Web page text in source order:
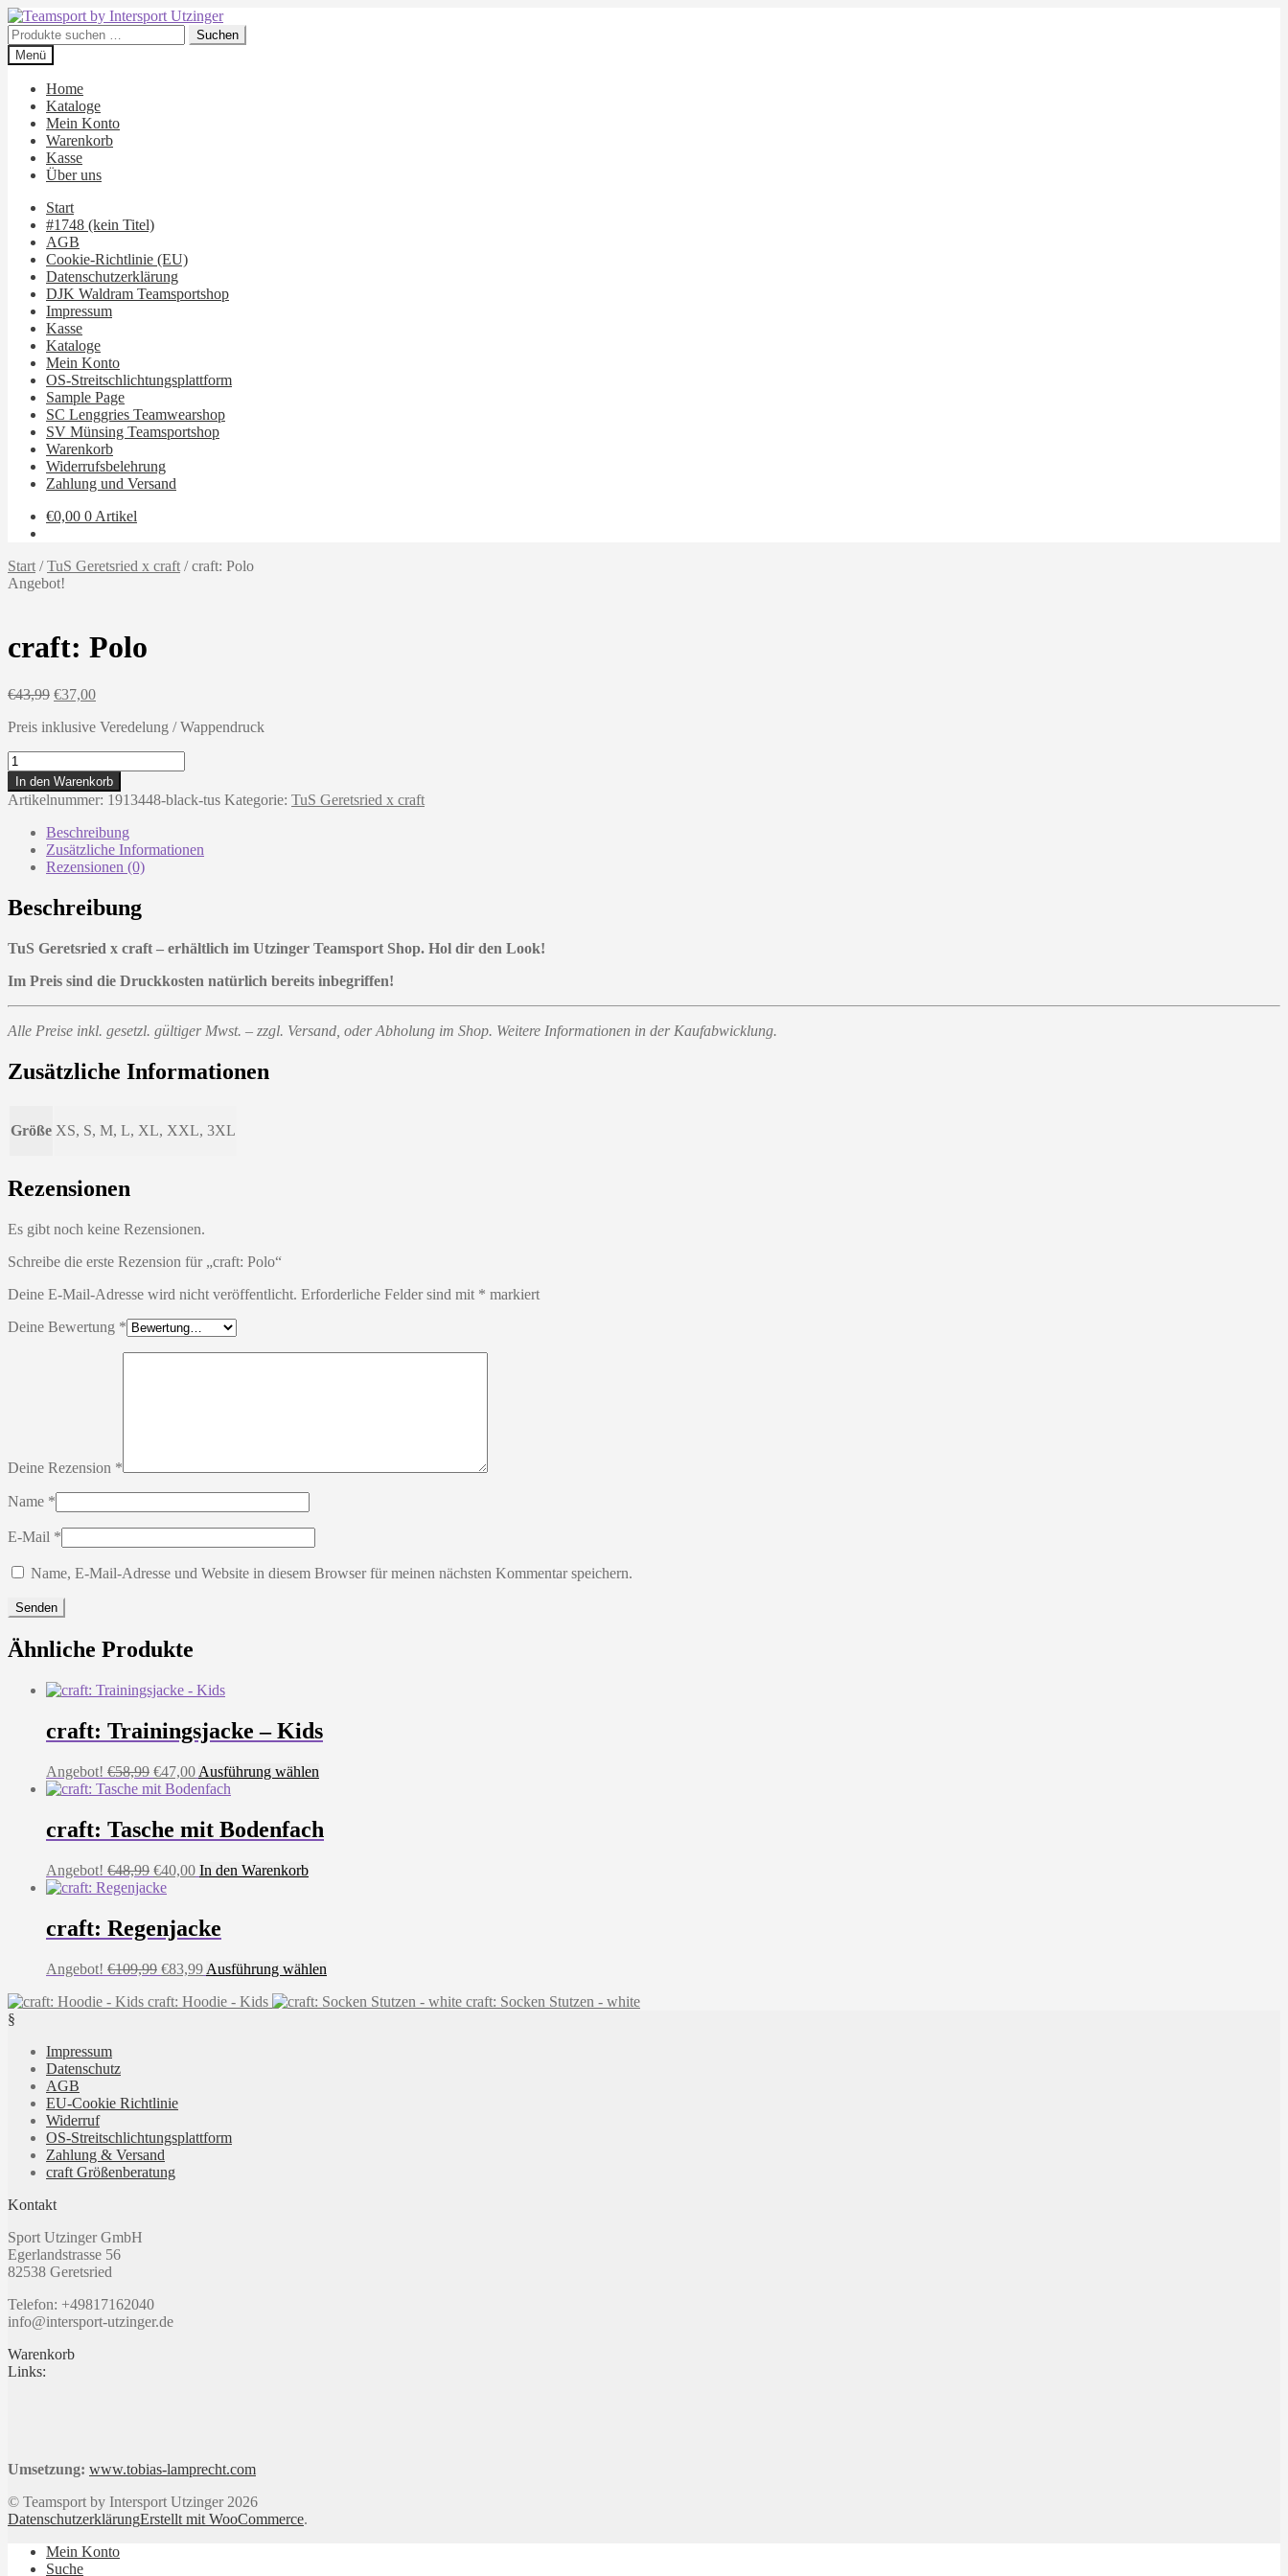
Zur
Navigation
springen
Zum
Inhalt
springen
Suchen
nach:
Suchen
Menü
Home
Kataloge
Mein Konto
Warenkorb
Kasse
Über uns
Start
#1748 (kein Titel)
AGB
Cookie-Richtlinie (EU)
Datenschutzerklärung
DJK Waldram Teamsportshop
Impressum
Kasse
Kataloge
Mein Konto
OS-Streitschlichtungsplattform
Sample Page
SC Lenggries Teamwearshop
SV Münsing Teamsportshop
Warenkorb
Widerrufsbelehrung
Zahlung und Versand
€0,00 0 Artikel
Start /TuS Geretsried x craft /craft: Polo
Angebot!
craft: Polo
€43,99 Ursprünglicher
war:
€37,00Aktueller
ist:
Preis inklusive Veredelung / Wappendruck
craft:
Polo
Menge
In den Warenkorb
Artikelnummer: 1913448-black-tus Kategorie: TuS Geretsried x craft
Beschreibung
Zusätzliche Informationen
Rezensionen (0)
Beschreibung
TuS Geretsried x craft – erhältlich im Utzinger Teamsport Shop. Hol dir den Look!
Im Preis sind die Druckkosten natürlich bereits inbegriffen!
Alle Preise inkl. gesetzl. gültiger Mwst. – zzgl. Versand, oder Abholung im Shop. Weitere Informationen in der Kaufabwicklung.
Zusätzliche Informationen
Größe XS, S, M, L, XL, XXL, 3XL
Rezensionen
Es gibt noch keine Rezensionen.
Schreibe die erste Rezension für „craft: Polo“
Deine E-Mail-Adresse wird nicht veröffentlicht. Erforderliche Felder sind mit * markiert
Deine Bewertung *
Deine Rezension *
Name *
E-Mail *
Name, E-Mail-Adresse und Website in diesem Browser für meinen nächsten Kommentar speichern.
Ähnliche Produkte
craft: Trainingsjacke – Kids
Angebot! €58,99 Ursprünglicher
Preis
€58,99
€47,00Aktueller
Preis
€47,00.
Ausführung wählen
Varianten
gewählt
werden
craft: Tasche mit Bodenfach
Angebot! €48,99 Ursprünglicher
Preis
€48,99
€40,00Aktueller
€40,00.
In den Warenkorb
craft: Regenjacke
Angebot! €109,99 Ursprünglicher
war:
€83,99Aktueller
ist:
Ausführung wählen
weist
craft: Hoodie - Kids
craft: Socken Stutzen - white
§
Impressum
Datenschutz
AGB
EU-Cookie Richtlinie
Widerruf
OS-Streitschlichtungsplattform
Zahlung & Versand
craft Größenberatung
Kontakt
Sport Utzinger GmbH
Egerlandstrasse 56
82538 Geretsried
Telefon: +49817162040
info@intersport-utzinger.de
Warenkorb
Links:
Umsetzung: www.tobias-lamprecht.com
© Teamsport by Intersport Utzinger 2026
DatenschutzerklärungErstellt mit WooCommerce.
Mein Konto
Suche